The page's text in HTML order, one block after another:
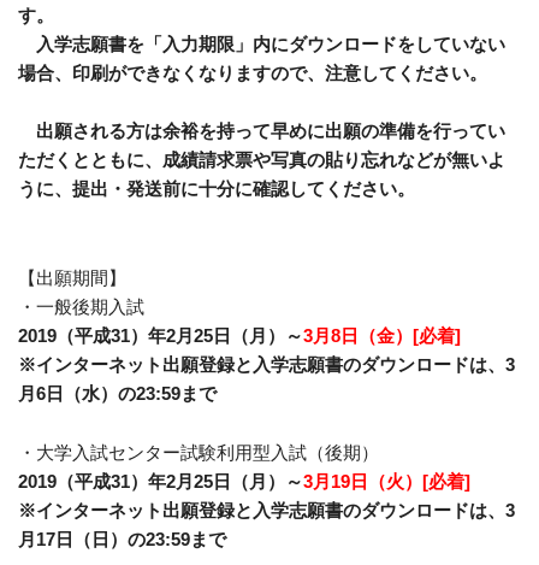
す。
入学志願書を「入力期限」内にダウンロードをしていない
場合、印刷ができなくなりますので、 注意してください。
出願される方は余裕を持って早めに出願の準備を行ってい
ただくとともに、成績請求票や写真の貼り忘れなどが無いよ
うに、提出・発送前に十分に確認してください。
【出願期間】
・一般後期入試
2019（平成31）年2月25日（月）～3月8日（金）[必着]
※インターネット出願登録と入学志願書のダウンロードは、3
月6日（水）の23:59まで
・大学入試センター試験利用型入試（後期）
2019（平成31）年2月25日（月）～3月19日（火）[必着]
※インターネット出願登録と入学志願書のダウンロードは、3
月17日（日）の23:59まで